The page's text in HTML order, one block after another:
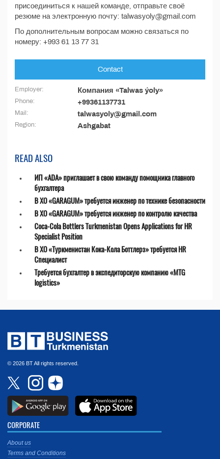
присоединиться к нашей команде, отправьте своё
резюме на электронную почту: talwasyoly@gmail.com
По дополнительным вопросам можно связаться по
номеру: +993 61 13 77 31
Contact
Employer: Компания «Talwas ýoly»
Phone: +99361137731
Mail: talwasyoly@gmail.com
Region: Ashgabat
READ ALSO
ИП «ADA» приглашает в свою команду помощника главного
бухгалтера
В ХО «GARAGUM» требуется инженер по технике безопасности
В ХО «GARAGUM» требуется инженер по контролю качества
Coca-Cola Bottlers Turkmenistan Opens Applications for HR
Specialist Position
В ХО «Туркменистан Кока-Кола Боттлерз» требуется HR
Специалист
Требуется бухгалтер в экспедиторскую компанию «MTG
logistics»
© 2026 BT All rights reserved.
CORPORATE
About us
Terms and Conditions